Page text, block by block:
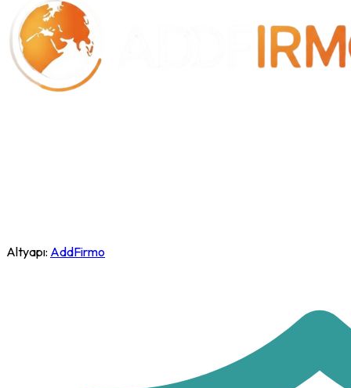
Altyapı: AddFirmo